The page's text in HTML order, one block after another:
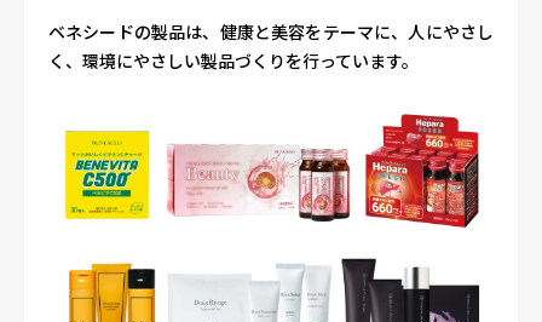
ベネシードの製品は、健康と美容をテーマに、人にやさし
く、環境にやさしい製品づくりを行っています。